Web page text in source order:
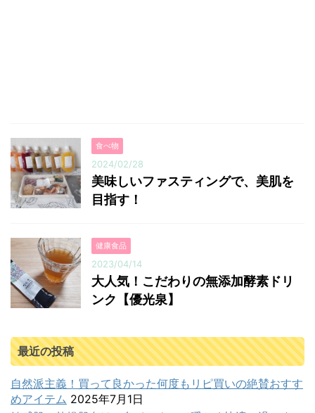
食べ物
2024/02/28
美味しいファスティングで、美肌を
目指す！
健康食品
2023/04/14
大人気！こだわりの無添加酵素ドリ
ンク【優光泉】
最近の投稿
自然派主義！買って良かった何度もリピ買いの絶賛おすす
めアイテム 2025年7月1日